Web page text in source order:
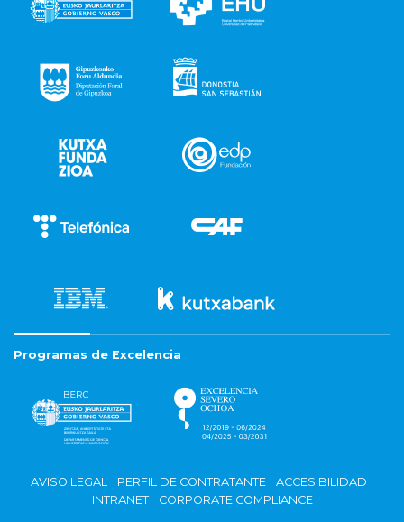
Programas de Excelencia
AVISO LEGAL PERFIL DE CONTRATANTE
ACCESIBILIDAD
INTRANET
CORPORATE COMPLIANCE